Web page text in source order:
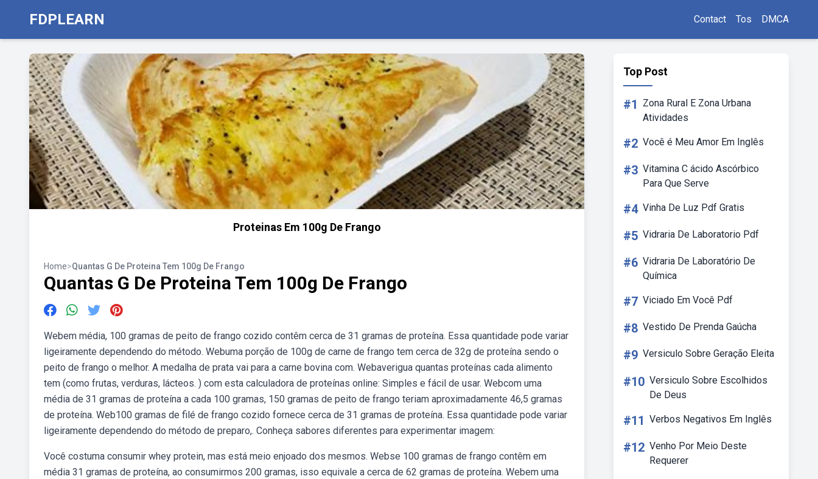
FDPLEARN Contact Tos DMCA
Proteinas Em 100g De Frango
Home>Quantas G De Proteina Tem 100g De Frango
Quantas G De Proteina Tem 100g De Frango
Webem média, 100 gramas de peito de frango cozido contêm cerca de 31 gramas de proteína. Essa quantidade pode variar
ligeiramente dependendo do método. Webuma porção de 100g de carne de frango tem cerca de 32g de proteína sendo o
peito de frango o melhor. A medalha de prata vai para a carne bovina com. Webaverigua quantas proteínas cada alimento
tem (como frutas, verduras, lácteos. ) com esta calculadora de proteínas online: Simples e fácil de usar. Webcom uma
média de 31 gramas de proteína a cada 100 gramas, 150 gramas de peito de frango teriam aproximadamente 46,5 gramas
de proteína. Web100 gramas de filé de frango cozido fornece cerca de 31 gramas de proteína. Essa quantidade pode variar
ligeiramente dependendo do método de preparo,. Conheça sabores diferentes para experimentar imagem:
Você costuma consumir whey protein, mas está meio enjoado dos mesmos. Webse 100 gramas de frango contêm em
média 31 gramas de proteína, ao consumirmos 200 gramas, isso equivale a cerca de 62 gramas de proteína. Webem uma
Top Post
#1
Zona Rural E Zona Urbana
Atividades
#2 Você é Meu Amor Em Inglês
#3 Vitamina C ácido Ascórbico
Para Que Serve
#4 Vinha De Luz Pdf Gratis
#5 Vidraria De Laboratorio Pdf
#6 Vidraria De Laboratório De
Química
#7 Viciado Em Você Pdf
#8 Vestido De Prenda Gaúcha
#9 Versiculo Sobre Geração Eleita
#10 Versiculo Sobre Escolhidos
De Deus
#11 Verbos Negativos Em Inglês
#12 Venho Por Meio Deste
Requerer